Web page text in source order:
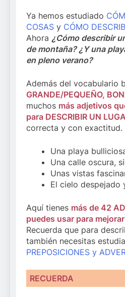
Ya hemos estudiado
COSAS y CÓMO
Ahora ¿Cómo describir
de montaña? ¿Y una
en pleno verano?
Además del vocabulario
GRANDE/PEQUEÑO,
muchos más adjetivos
para DESCRIBIR UN
correcta y con
Una playa
Una calle oscura,
Unas vistas
El cielo despejado
Aquí tienes más de 42
puedes usar para
Recuerda que para
también necesitas
PREPOSICIONES y
RECUERDA